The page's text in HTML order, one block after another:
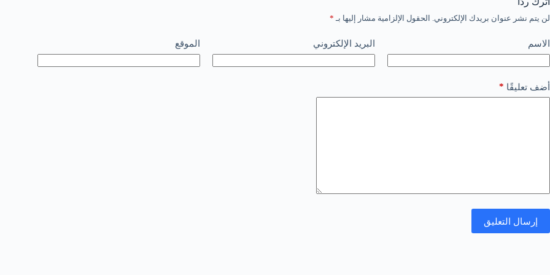
لن يتم نشر عنوان بريدك الإلكتروني. الحقول الإلزامية مشار إليها بـ *
الاسم البريد الإلكتروني الموقع
أضف تعليقًا *
إرسال التعليق